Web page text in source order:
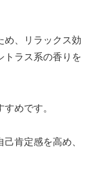
め、リラックス効
トラス系の香りを
めです。
肯定感を高め、